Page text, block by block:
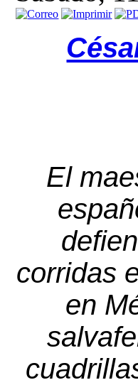
El
corridas
en